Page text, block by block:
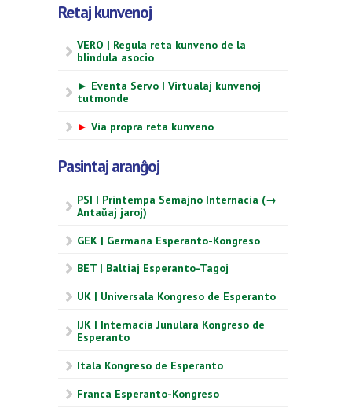
Retaj kunvenoj
VERO | Regula reta kunveno de la
blindula asocio
► Eventa Servo | Virtualaj kunvenoj
tutmonde
► Via propra reta kunveno
Pasintaj aranĝoj
PSI | Printempa Semajno Internacia (→
Antaŭaj jaroj)
GEK | Germana Esperanto-Kongreso
BET | Baltiaj Esperanto-Tagoj
UK | Universala Kongreso de Esperanto
IJK | Internacia Junulara Kongreso de
Esperanto
Itala Kongreso de Esperanto
Franca Esperanto-Kongreso